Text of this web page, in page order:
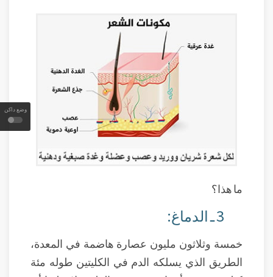
وضع داكن
ما هذا؟
3 ـ الدماغ:
خمسة وثلاثون مليون عصارة هاضمة في المعدة،
الطريق الذي يسلكه الدم في الكليتين طوله مئة